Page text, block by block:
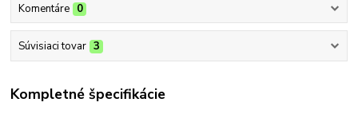
Komentáre 0
Súvisiaci tovar 3
Kompletné špecifikácie